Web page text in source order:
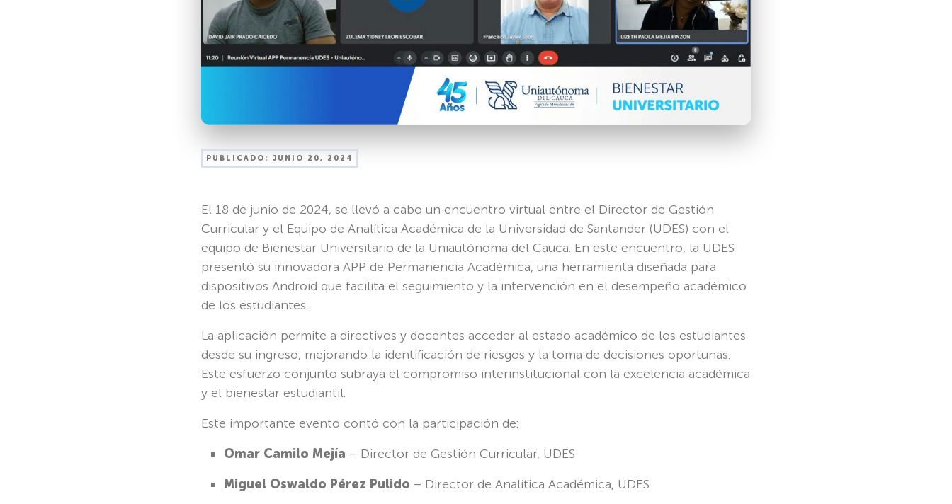
PUBLICADO: JUNIO 20, 2024
El 18 de junio de 2024, se llevó a cabo un encuentro virtual entre el Director de Gestión
Curricular y el Equipo de Analítica Académica de la Universidad de Santander (UDES) con el
equipo de Bienestar Universitario de la Uniautónoma del Cauca. En este encuentro, la UDES
presentó su innovadora APP de Permanencia Académica, una herramienta diseñada para
dispositivos Android que facilita el seguimiento y la intervención en el desempeño académico
de los estudiantes.
La aplicación permite a directivos y docentes acceder al estado académico de los estudiantes
desde su ingreso, mejorando la identificación de riesgos y la toma de decisiones oportunas.
Este esfuerzo conjunto subraya el compromiso interinstitucional con la excelencia académica
y el bienestar estudiantil.
Este importante evento contó con la participación de:
Omar Camilo Mejía – Director de Gestión Curricular, UDES
Miguel Oswaldo Pérez Pulido – Director de Analítica Académica, UDES